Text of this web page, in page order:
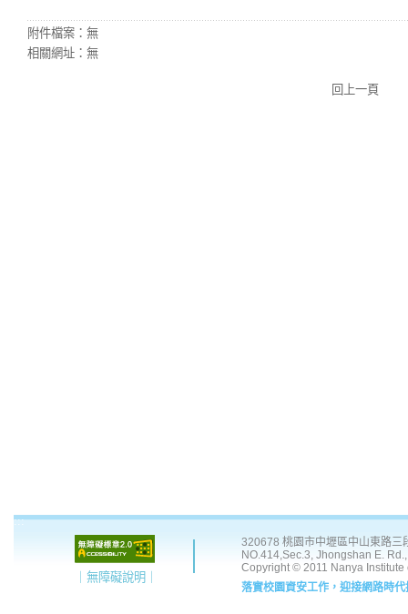
附件檔案： 無
相關網址： 無
回上一頁
:::
｜無障礙說明｜
320678 桃園市中壢區中山東路
NO.414,Sec.3, Jhongshan E.
Copyright © 2011 Nanya Institute
落實校園資安工作，迎接網路